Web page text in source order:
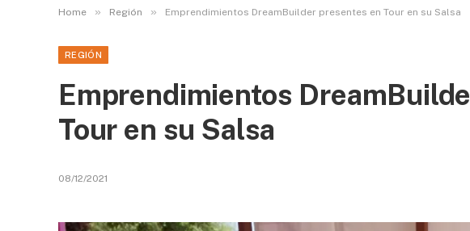
Home » Región » Emprendimientos DreamBuilder presentes en Tour en su Salsa
REGIÓN
Emprendimientos
Tour en su Salsa
08/12/2021